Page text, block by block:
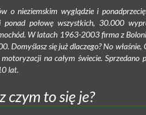
o nieziemskim wyglądzie i
połowę wszystkich, 30.000
W latach 1963-2003 firma z
się już dlaczego? No właśnie,
na całym świecie. Sprzedano
lat.
czym to się je?